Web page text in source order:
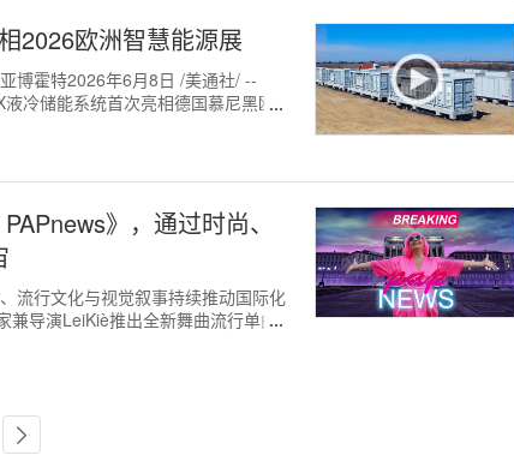
2026欧洲智慧能源展
博霍特2026年6月8日 /美通社/ --
冷储能系统首次亮相德国慕尼黑欧
》，通过时尚、
流行文化与视觉叙事持续推动国际化
兼导演LeiKiè推出全新舞曲流行单曲